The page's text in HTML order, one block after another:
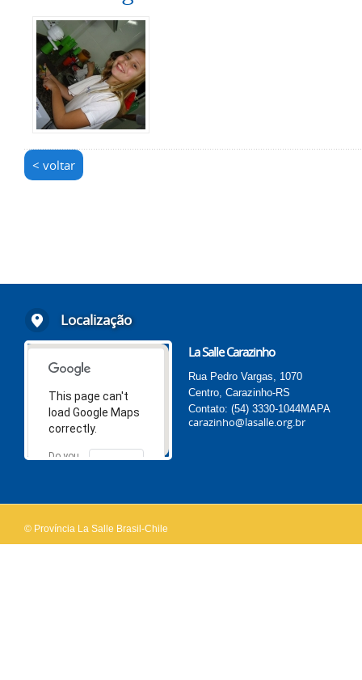
< voltar
Localização
This page can't
load Google Maps
correctly.
Do you
OK
La Salle Carazinho
Rua Pedro Vargas, 1070
Centro, Carazinho-RS
Contato: (54) 3330-1044MAPA
carazinho@lasalle.org.br
© Província La Salle Brasil-Chile